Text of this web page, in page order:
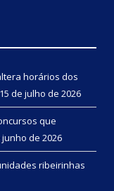
horários dos
15 de julho de 2026
que
junho de 2026
ribeirinhas